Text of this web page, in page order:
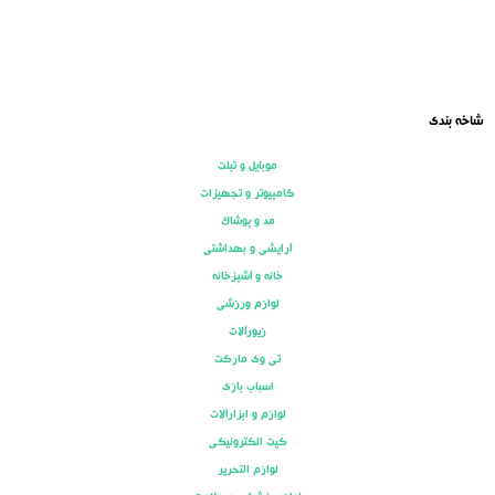
شاخه بندی
موبایل و تبلت
کامپیوتر و تجهیزات
مد و پوشاک
آرایشی و بهداشتی
خانه و آشپزخانه
لوازم ورزشی
زیورآلات
تی وی مارکت
اسباب بازی
لوازم و ابزارآلات
کیت الکترونیکی
لوازم التحریر